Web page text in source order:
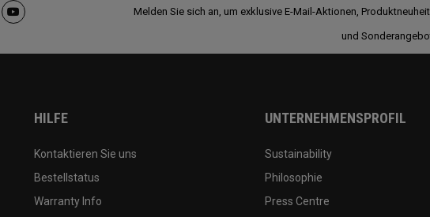
Melden Sie sich an, um exklusive E-Mail-Aktionen,
und
HILFE
Kontaktieren Sie uns
Bestellstatus
Warranty Info
UNTERNEHMENSPROFIL
Sustainability
Philosophie
Press Centre